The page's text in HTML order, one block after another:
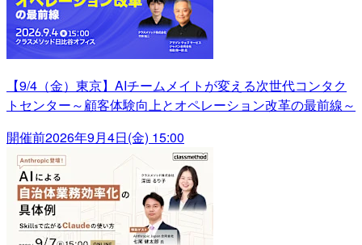
【9/4（金）東京】AIチームメイトが変える次世代コンタク
トセンター～顧客体験向上とオペレーション改革の最前線～
開催前2026年9月4日(金) 15:00